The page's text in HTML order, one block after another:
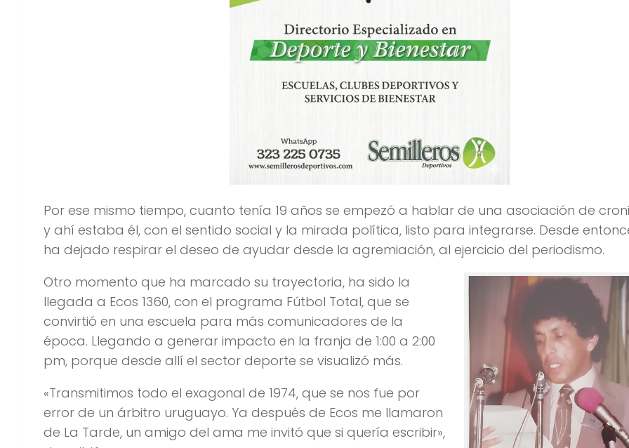
Por ese mismo tiempo, cuanto tenía 19 años se empezó a hablar de una asociación de
y ahí estaba él, con el sentido social y la mirada política, listo para integrarse. Desde
ha dejado respirar el deseo de ayudar desde la agremiación, al ejercicio del periodismo.
Otro momento que ha marcado su trayectoria, ha sido la
llegada a Ecos 1360, con el programa Fútbol Total, que se
convirtió en una escuela para más comunicadores de la
época. Llegando a generar impacto en la franja de 1:00 a 2:00
pm, porque desde allí el sector deporte se visualizó más.
«Transmitimos todo el exagonal de 1974, que se nos fue por
error de un árbitro uruguayo. Ya después de Ecos me llamaron
de La Tarde, un amigo del ama me invitó que si quería escribir»,